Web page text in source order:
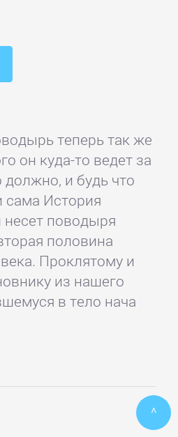
теперь так же
он куда-то ведет за
должно, и будь что
сама История
поводыря
половина
Проклятому и
из нашего
в тело нача
^